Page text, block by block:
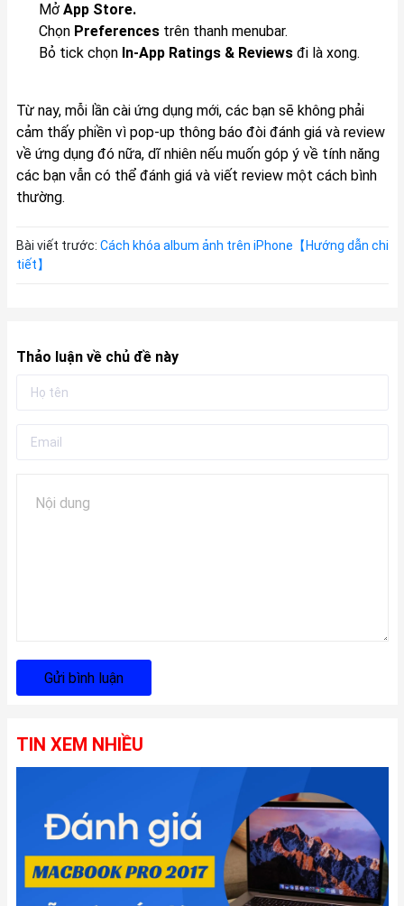
MởApp Store.
Chọn Preferencestrên thanh menubar.
Bỏ tick chọn In-App Ratings & Reviewsđi là xong.
Từ nay, mỗi lần cài ứng dụng mới, các bạn sẽ không phải
cảm thấy phiền vì pop-up thông báo đòi đánh giá và review
về ứng dụng đó nữa, dĩ nhiên nếu muốn góp ý về tính năng
các bạn vẫn có thể đánh giá và viết review một cách bình
thường.
Bài viết trước: Cách khóa album ảnh trên iPhone【Hướng dẫn chi
tiết】
Thảo luận về chủ đề này
Gửi bình luận
TIN XEM NHIỀU